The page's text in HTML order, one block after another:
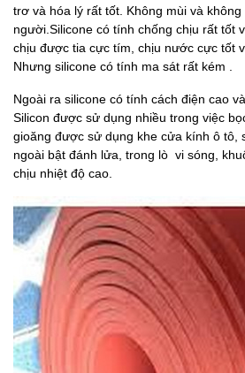
trơ và hóa lý rất tốt. Không mùi và
người.Silicone có tính chống chịu rất tốt
chịu được tia cực tím, chịu nước cực tốt
Nhưng silicone có tính ma sát rất kém .
Ngoài ra silicone có tính cách điện cao
Silicon được sử dụng nhiều trong việc
gioăng được sử dụng khe cửa kính ô tô,
ngoài bật đánh lửa, trong lò vi sóng,
chịu nhiệt độ cao.